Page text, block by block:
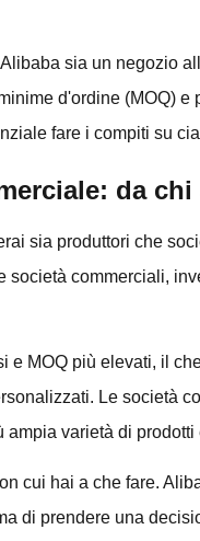
sia un negozio
d'ordine (MOQ)
fare i compiti su
da
sia produttori che
società commerciali,
e MOQ più elevati, il
Le società
varietà di
cui hai a che fare.
di prendere una